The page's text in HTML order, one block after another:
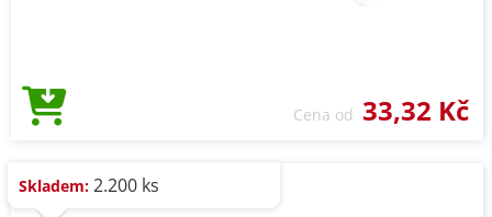
Cena od 33,32 Kč
Skladem: 2.200 ks